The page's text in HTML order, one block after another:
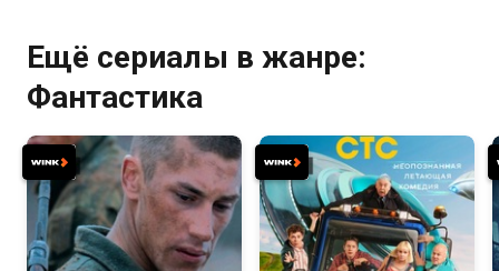
Ещё сериалы в жанре:
Фантастика